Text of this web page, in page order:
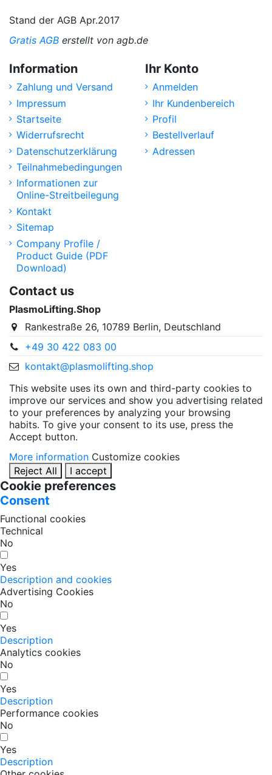
Stand der AGB Apr.2017
Gratis AGB erstellt von agb.de
Information
Zahlung und Versand
Impressum
Startseite
Widerrufsrecht
Datenschutzerklärung
Teilnahmebedingungen
Informationen zur
Online-Streitbeilegung
Kontakt
Sitemap
Company Profile /
Product Guide (PDF
Download)
Ihr Konto
Anmelden
Ihr Kundenbereich
Profil
Bestellverlauf
Adressen
Contact us
PlasmoLifting.Shop
Rankestraße 26, 10789 Berlin, Deutschland
+49 30 422 083 00
kontakt@plasmolifting.shop
This website uses its own and third-party cookies to
improve our services and show you advertising related
to your preferences by analyzing your browsing
habits. To give your consent to its use, press the
Accept button.
More information Customize cookies
Reject All
I accept
Cookie preferences
Consent
Functional cookies
Technical
No
Yes
Description and cookies
Advertising Cookies
No
Yes
Description
Analytics cookies
No
Yes
Description
Performance cookies
No
Yes
Description